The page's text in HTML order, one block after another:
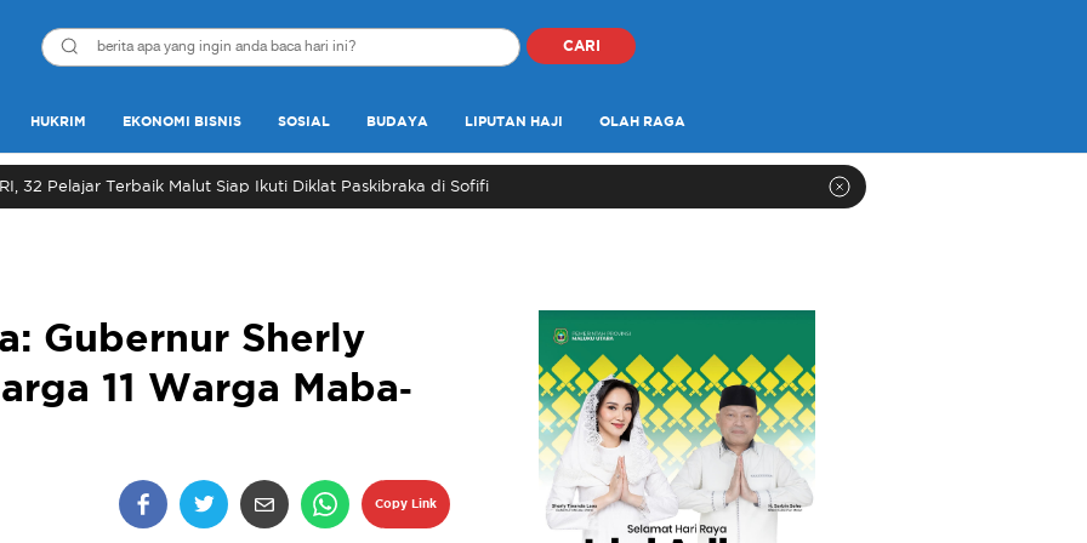
CARI
HUKRIM EKONOMI BISNIS SOSIAL BUDAYA LIPUTAN HAJI OLAH RAGA
32 Pelajar Terbaik Malut Siap Ikuti Diklat Paskibraka di Sofifi
Gubernur Sherly
11 Warga Maba-
Copy Link